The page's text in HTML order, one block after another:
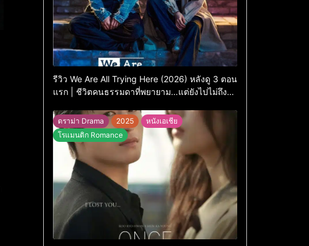
รีวิว We Are All Trying Here (2026) หลังดู 3 ตอน
แรก | ชีวิตคนธรรมดาที่พยายาม…แต่ยังไปไม่ถึง
ดราม่า Drama 2025
หนังเอเชีย
โรแมนติก Romance